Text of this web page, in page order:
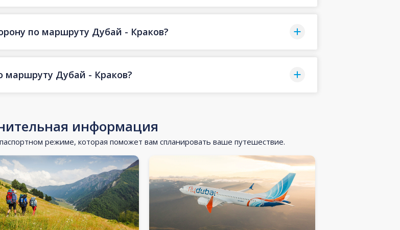
по маршруту Дубай - Краков?
маршруту Дубай - Краков?
информация
режиме, которая поможет вам спланировать ваше путешествие.